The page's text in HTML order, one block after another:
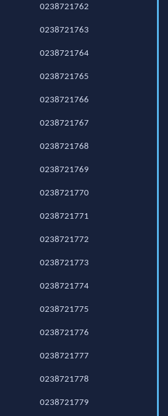
0238721762
0238721763
0238721764
0238721765
0238721766
0238721767
0238721768
0238721769
0238721770
0238721771
0238721772
0238721773
0238721774
0238721775
0238721776
0238721777
0238721778
0238721779